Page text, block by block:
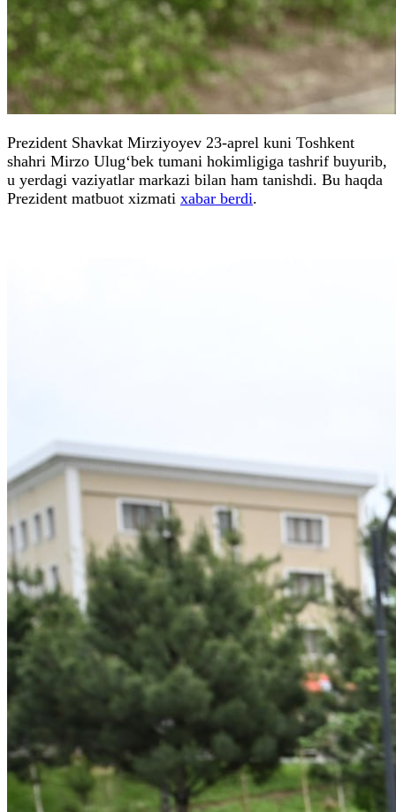
Prezident Shavkat Mirziyoyev 23-aprel kuni Toshkent
shahri Mirzo Ulug‘bek tumani hokimligiga tashrif buyurib,
u yerdagi vaziyatlar markazi bilan ham tanishdi. Bu haqda
Prezident matbuot xizmati xabar berdi.